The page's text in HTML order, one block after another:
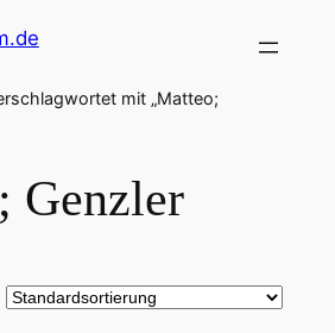
mit „Matteo;
Genzler